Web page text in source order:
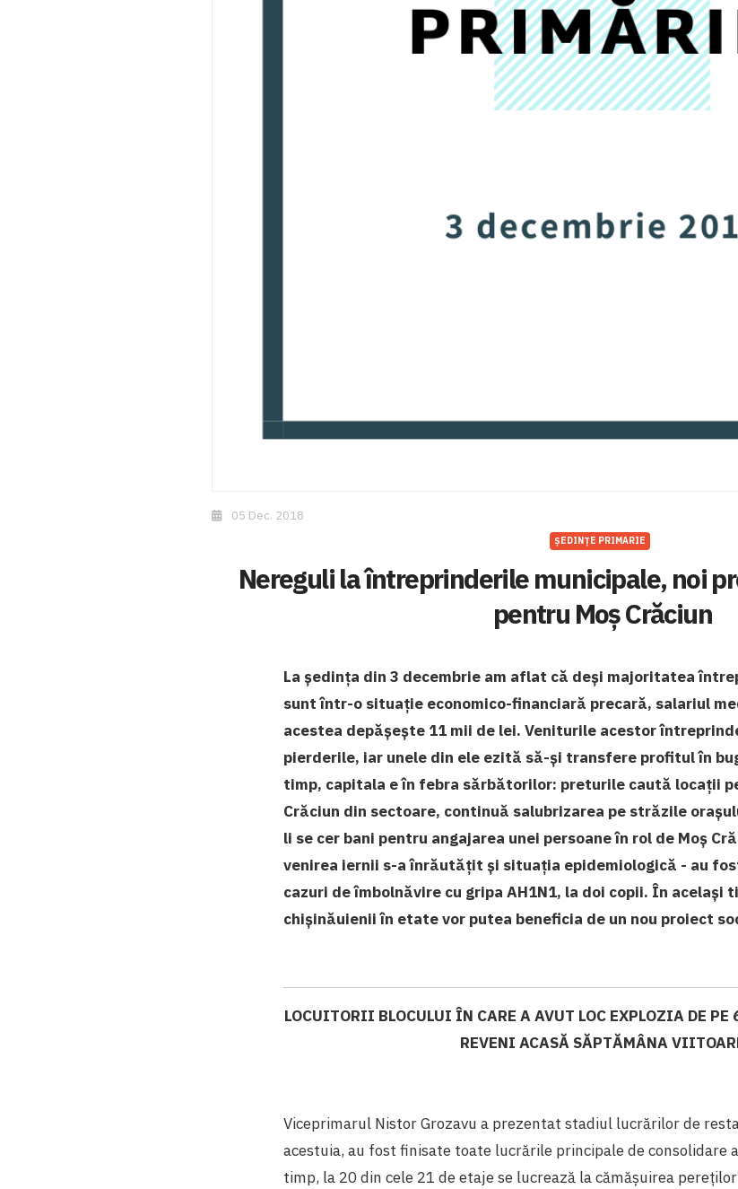
05 Dec. 2018
ȘEDINȚE PRIMARIE
Nereguli la întreprinderile municipale, noi
pentru Moș Crăciun
La ședința din 3 decembrie am aflat că deși majoritatea
sunt într-o situație economico-financiară precară, salariul
acestea depășește 11 mii de lei. Veniturile acestor
pierderile, iar unele din ele ezită să-și transfere profitul în
timp, capitala e în febra sărbătorilor: preturile caută locații
Crăciun din sectoare, continuă salubrizarea pe străzile
li se cer bani pentru angajarea unei persoane în rol de Moș
venirea iernii s-a înrăutățit și situația epidemiologică - au
cazuri de îmbolnăvire cu gripa AH1N1, la doi copii. În același
chișinăuienii în etate vor putea beneficia de un nou proiect
LOCUITORII BLOCULUI ÎN CARE A AVUT LOC EXPLOZIA DE PE
REVENI ACASĂ SĂPTĂMÂNA
Viceprimarul Nistor Grozavu a prezentat stadiul lucrărilor de
acestuia, au fost finisate toate lucrările principale de consolidare
timp, la 20 din cele 21 de etaje se lucrează la cămășuirea